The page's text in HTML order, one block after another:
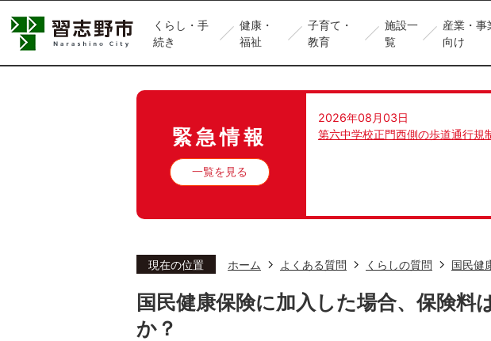
くらし・手
続き
健康・
福祉
子育て・
教育
施設一
覧
産業・事
向け
緊急情報
一覧を見る
2026年08月03日
第六中学校正門西側の歩道通行規
現在の位置 ホーム よくある質問 くらしの質問 国民健
国民健康保険に加入した場合、保険料
か？